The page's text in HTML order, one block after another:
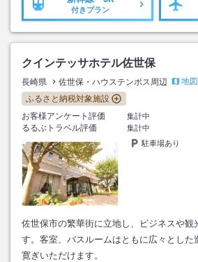
付きプラン
クインテッサホテル佐世保
長崎県 佐世保・ハウステンボス周辺
地図
ふるさと納税対象施設
お客様アンケート評価
集計中
るるぶトラベル評価
集計中
駐車場あり
佐世保市の繁華街に立地し、ビジネスや観
す。客室、バスルームはともに広々とした
寛ぎいただけます。